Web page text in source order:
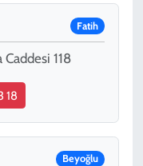
Fatih
118
18
Beyoğlu